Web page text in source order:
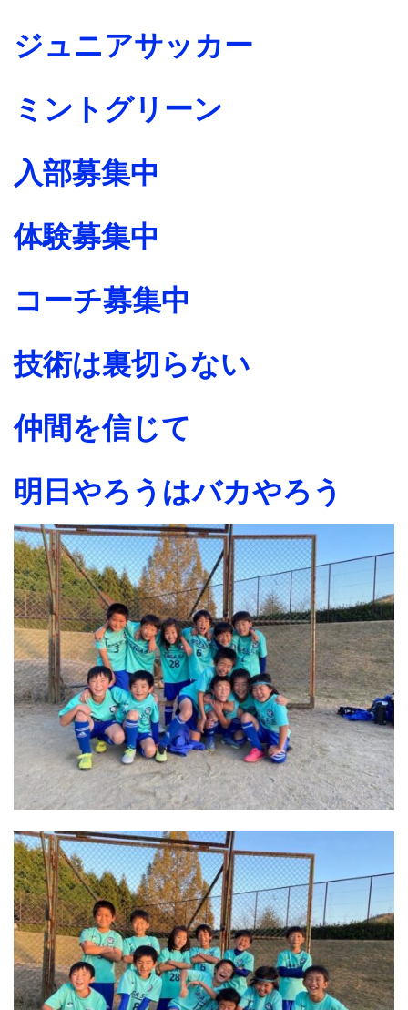
ジュニアサッカー
ミントグリーン
入部募集中
体験募集中
コーチ募集中
技術は裏切らない
仲間を信じて
明日やろうはバカやろう